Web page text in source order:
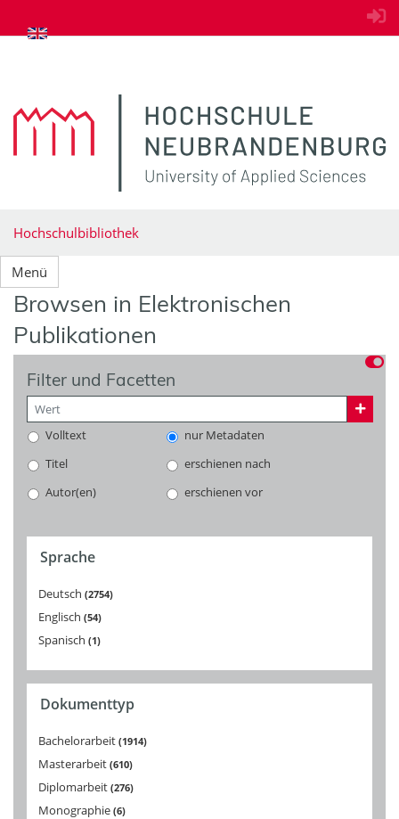
zum Inhalt springen
Hochschulbibliothek
Menü
Browsen in Elektronischen
Publikationen
Filter und Facetten
Volltext
nur Metadaten
Titel
erschienen nach
Autor(en)
erschienen vor
Sprache
Deutsch 2754
Englisch 54
Spanisch 1
Dokumenttyp
Bachelorarbeit 1914
Masterarbeit 610
Diplomarbeit 276
Monographie 6